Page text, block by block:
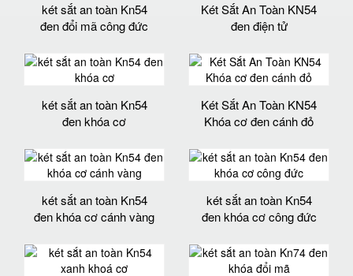
két sắt an toàn Kn54
đen đổi mã công đức
Két Sắt An Toàn KN54
đen điện tử
két sắt an toàn Kn54
đen khóa cơ
Két Sắt An Toàn KN54
Khóa cơ đen cánh đỏ
két sắt an toàn Kn54
đen khóa cơ cánh vàng
két sắt an toàn Kn54
đen khóa cơ công đức